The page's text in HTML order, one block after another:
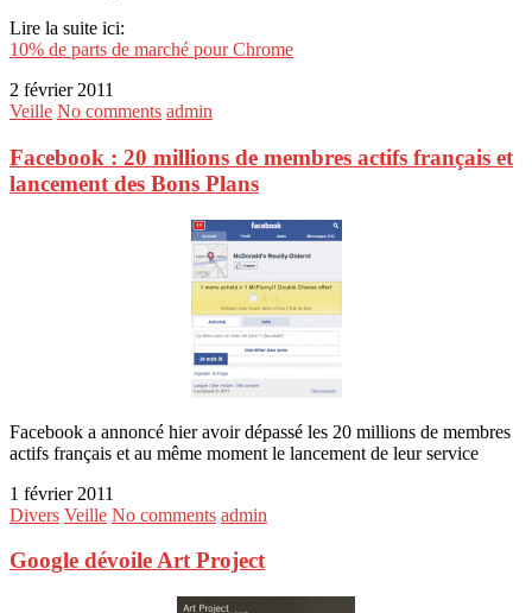
Lire la suite ici:
10% de parts de marché pour Chrome
2 février 2011
Veille No comments admin
Facebook : 20 millions de membres actifs français et
lancement des Bons Plans
Facebook a annoncé hier avoir dépassé les 20 millions de membres
actifs français et au même moment le lancement de leur service
1 février 2011
Divers Veille No comments admin
Google dévoile Art Project